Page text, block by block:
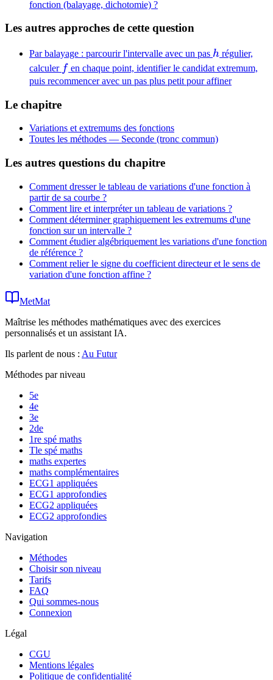
fonction (balayage, dichotomie) ?
Les autres approches de cette question
Par balayage : parcourir l'intervalle avec un pas h
h régulier,
calculer ff en chaque point, identifier le candidat extremum,
puis recommencer avec un pas plus petit pour affiner
Le chapitre
Variations et extremums des fonctions
Toutes les méthodes — Seconde (tronc commun)
Les autres questions du chapitre
Comment dresser le tableau de variations d'une fonction à
partir de sa courbe ?
Comment lire et interpréter un tableau de variations ?
Comment déterminer graphiquement les extremums d'une
fonction sur un intervalle ?
Comment étudier algébriquement les variations d'une fonction
de référence ?
Comment relier le signe du coefficient directeur et le sens de
variation d'une fonction affine ?
MetMat
Maîtrise les méthodes mathématiques avec des exercices
personnalisés et un assistant IA.
Ils parlent de nous : Au Futur
Méthodes par niveau
5e
4e
3e
2de
1re spé maths
Tle spé maths
maths expertes
maths complémentaires
ECG1 appliquées
ECG1 approfondies
ECG2 appliquées
ECG2 approfondies
Navigation
Méthodes
Choisir son niveau
Tarifs
FAQ
Qui sommes-nous
Connexion
Légal
CGU
Mentions légales
Politique de confidentialité